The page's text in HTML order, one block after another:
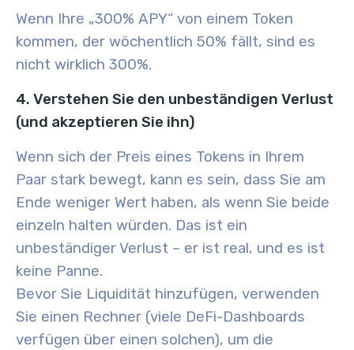
Wenn Ihre „300% APY“ von einem Token
kommen, der wöchentlich 50% fällt, sind es
nicht wirklich 300%.
4. Verstehen Sie den unbeständigen Verlust
(und akzeptieren Sie ihn)
Wenn sich der Preis eines Tokens in Ihrem
Paar stark bewegt, kann es sein, dass Sie am
Ende weniger Wert haben, als wenn Sie beide
einzeln halten würden. Das ist ein
unbeständiger Verlust – er ist real, und es ist
keine Panne.
Bevor Sie Liquidität hinzufügen, verwenden
Sie einen Rechner (viele DeFi-Dashboards
verfügen über einen solchen), um die